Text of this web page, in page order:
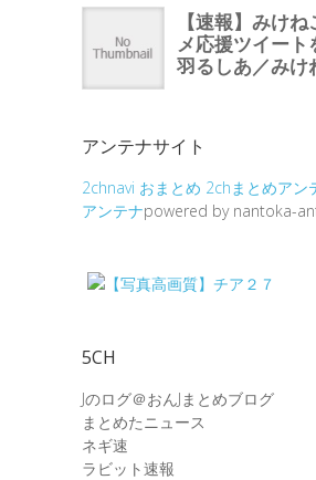
アンテナサイト
2chnavi おまとめ 2chまとめアン
アンテナpowered by nantoka-
5CH
Jのログ＠おんJまとめブログ
まとめたニュース
ネギ速
ラビット速報